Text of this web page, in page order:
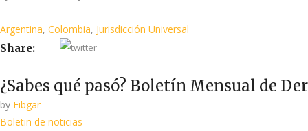
Argentina, Colombia, Jurisdicción Universal
Share:
¿Sabes qué pasó? Boletín Mensual de
by Fibgar
Boletin de noticias